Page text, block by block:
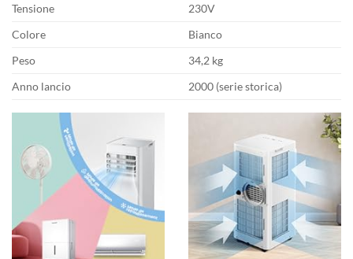
Tensione
230V
Colore
Bianco
Peso
34,2 kg
Anno lancio
2000 (serie storica)